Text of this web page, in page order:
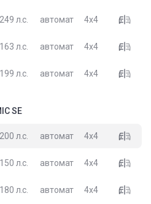
249 л.с. автомат 4x4
163 л.с. автомат 4x4
199 л.с. автомат 4x4
SE
200 л.с. автомат 4x4
150 л.с. автомат 4x4
180 л.с. автомат 4x4